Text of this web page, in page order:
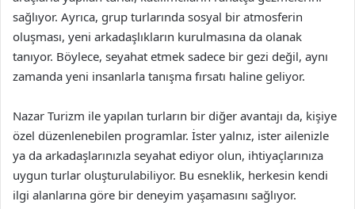
sağlıyor. Ayrıca, grup turlarında sosyal bir atmosferin
oluşması, yeni arkadaşlıkların kurulmasına da olanak
tanıyor. Böylece, seyahat etmek sadece bir gezi değil, aynı
zamanda yeni insanlarla tanışma fırsatı haline geliyor.
Nazar Turizm ile yapılan turların bir diğer avantajı da, kişiye
özel düzenlenebilen programlar. İster yalnız, ister ailenizle
ya da arkadaşlarınızla seyahat ediyor olun, ihtiyaçlarınıza
uygun turlar oluşturulabiliyor. Bu esneklik, herkesin kendi
ilgi alanlarına göre bir deneyim yaşamasını sağlıyor.